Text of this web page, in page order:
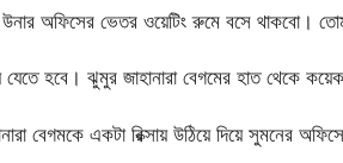
অফিসের ভেতর ওয়েটিং রুমে বসে থাকবো।
হবে। ঝুমুর জাহানারা বেগমের হাত থেকে
একটা রিক্সায় উঠিয়ে দিয়ে সুমনের